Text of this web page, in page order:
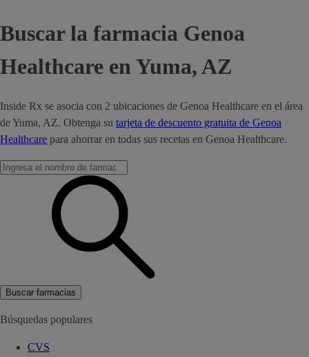
Buscar la farmacia Genoa
Healthcare en Yuma, AZ
Inside Rx se asocia con 2 ubicaciones de Genoa Healthcare en el área
de Yuma, AZ. Obtenga su tarjeta de descuento gratuita de Genoa
Healthcare para ahorrar en todas sus recetas en Genoa Healthcare.
Buscar farmacias
Búsquedas populares
CVS